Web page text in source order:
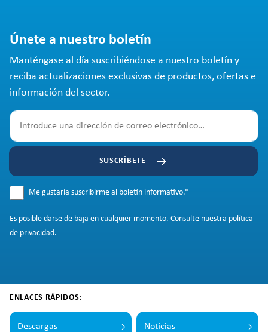
Únete a nuestro boletín
Manténgase al día suscribiéndose a nuestro boletín y
reciba actualizaciones exclusivas de productos, ofertas e
información del sector.
SUSCRÍBETE
Me gustaría suscribirme al boletín informativo.*
Es posible darse de baja en cualquier momento. Consulte nuestra política
de privacidad.
ENLACES RÁPIDOS:
Descargas Noticias